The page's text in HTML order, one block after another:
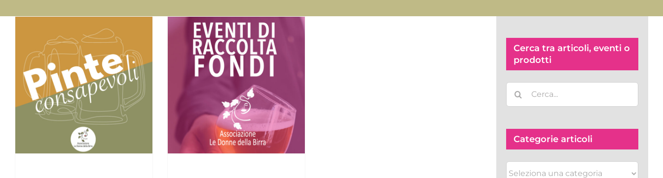
Raccolta fondi
#UNADINOI
Campagne di sensibilizzazione
Cerca tra articoli, eventi o
prodotti
Categorie articoli